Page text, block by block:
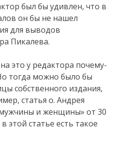
был бы удивлен, что в
он бы не нашел
для выводов
Пикалева.
это у редактора почему-
тогда можно было бы
собственного издания,
статья о. Андрея
и женщины» от 30
в этой статье есть такое